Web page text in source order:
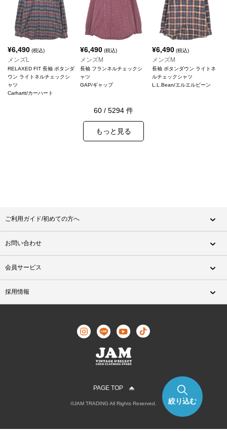
¥6,490 (税込)
メンズL
RELAXED FIT 長袖 ボタンダ
ウン ライトネルチェックシ
ャツ
Carhartt/カーハート
¥6,490(税込)
メンズM
長袖 フランネルチェックシ
ャツ
GAP/ギャップ
¥6,490 (税込)
メンズM
長袖 ボタンダウン ライトネ
ルチェックシャツ
L.L.Bean/エルエルビーン
60 / 5294 件
もっと見る
絞り込む
ご利用ガイド/初めての方へ
お問い合わせ
会員サービス
採用情報
PAGE TOP
©JAM TRADING All Rights Reserved.